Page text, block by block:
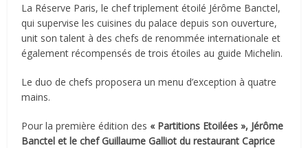
La Réserve Paris, le chef triplement étoilé Jérôme Banctel,
qui supervise les cuisines du palace depuis son ouverture,
unit son talent à des chefs de renommée internationale et
également récompensés de trois étoiles au guide Michelin.
Le duo de chefs proposera un menu d’exception à quatre
mains.
Pour la première édition des « Partitions Etoilées », Jérôme
Banctel et le chef Guillaume Galliot du restaurant Caprice